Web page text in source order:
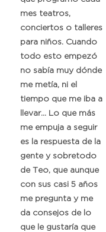
mes teatros,
conciertos o talleres
para niños. Cuando
todo esto empezó
no sabía muy dónde
me metía, ni el
tiempo que me iba a
llevar… Lo que más
me empuja a seguir
es la respuesta de la
gente y sobretodo
de Teo, que aunque
con sus casi 5 años
me pregunta y me
da consejos de lo
que le gustaría que